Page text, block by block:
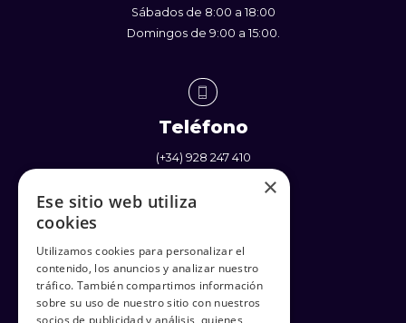
Sábados de 8:00 a 18:00
Domingos de 9:00 a 15:00.
Teléfono
(+34) 928 247 410
Enlaces
Política de Privacidad
×
Ese sitio web utiliza
cookies
Utilizamos cookies para personalizar el
contenido, los anuncios y analizar nuestro
tráfico. También compartimos información
sobre su uso de nuestro sitio con nuestros
socios de publicidad y análisis, quienes